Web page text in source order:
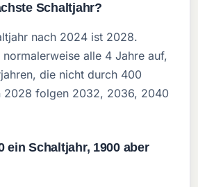
Schaltjahr?
nach 2024 ist 2028.
normalerweise alle 4 Jahre auf,
die nicht durch 400
2028 folgen 2032, 2036, 2040
ein Schaltjahr, 1900 aber